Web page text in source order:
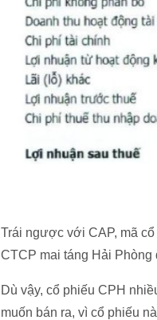
Trái ngược với CAP, mã
CTCP mai táng Hải
Dù vậy, cổ phiếu CPH
muốn bán ra, vì cổ phiếu